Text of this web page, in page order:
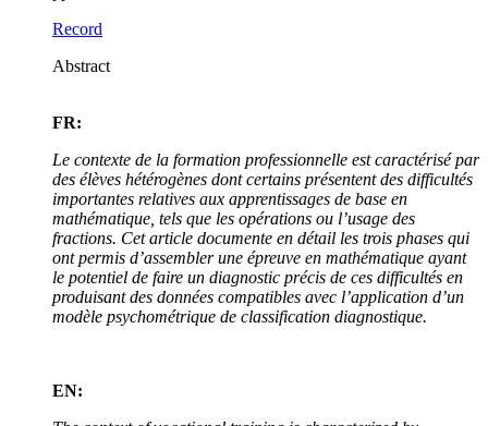
Record
Abstract
FR:
Le contexte de la formation professionnelle est caractérisé par
des élèves hétérogènes dont certains présentent des difficultés
importantes relatives aux apprentissages de base en
mathématique, tels que les opérations ou l’usage des
fractions. Cet article documente en détail les trois phases qui
ont permis d’assembler une épreuve en mathématique ayant
le potentiel de faire un diagnostic précis de ces difficultés en
produisant des données compatibles avec l’application d’un
modèle psychométrique de classification diagnostique.
EN: